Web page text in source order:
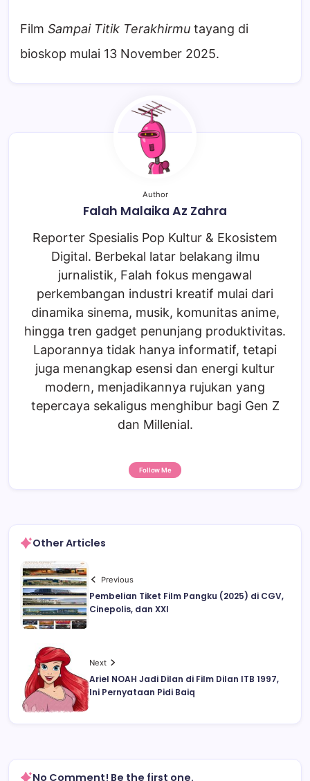
Film Sampai Titik Terakhirmu tayang di
bioskop mulai 13 November 2025.
Author
Falah Malaika Az Zahra
Reporter Spesialis Pop Kultur & Ekosistem
Digital. Berbekal latar belakang ilmu
jurnalistik, Falah fokus mengawal
perkembangan industri kreatif mulai dari
dinamika sinema, musik, komunitas anime,
hingga tren gadget penunjang produktivitas.
Laporannya tidak hanya informatif, tetapi
juga menangkap esensi dan energi kultur
modern, menjadikannya rujukan yang
tepercaya sekaligus menghibur bagi Gen Z
dan Millenial.
Follow Me
Other Articles
Previous
Pembelian Tiket Film Pangku (2025) di CGV,
Cinepolis, dan XXI
Next
Ariel NOAH Jadi Dilan di Film Dilan ITB 1997,
Ini Pernyataan Pidi Baiq
No Comment! Be the first one.